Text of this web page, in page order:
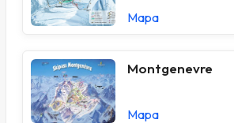
Mapa
Montgenevre
Mapa